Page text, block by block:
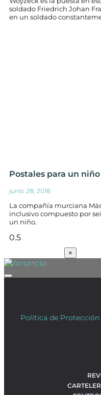
soldado Friedrich Johan
en un soldado
Postales para un niño
junio 28, 2018
La compañía murciana
inclusivo compuesto por
un niño.
×
Política de